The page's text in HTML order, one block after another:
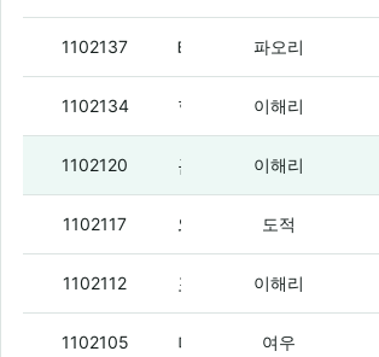
1102137 파오리
1102134 이해리
1102120 이해리
1102117 도적
1102112 이해리
1102105 여우